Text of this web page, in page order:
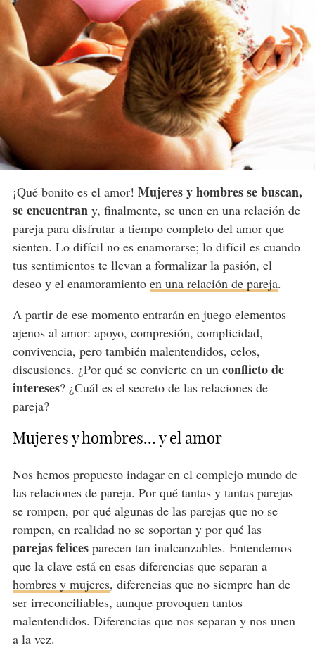
¡Qué bonito es el amor! Mujeres y hombres se buscan,
se encuentrany, finalmente, se unen en una relación de
pareja para disfrutar a tiempo completo del amor que
sienten. Lo difícil no es enamorarse; lo difícil es cuando
tus sentimientos te llevan a formalizar la pasión, el
deseo y el enamoramiento en una relación de pareja.
A partir de ese momento entrarán en juego elementos
ajenos al amor: apoyo, compresión, complicidad,
convivencia, pero también malentendidos, celos,
discusiones. ¿Por qué se convierte en un conflicto de
intereses? ¿Cuál es el secreto de las relaciones de
pareja?
Mujeres y hombres... y el amor
Nos hemos propuesto indagar en el complejo mundo de
las relaciones de pareja. Por qué tantas y tantas parejas
se rompen, por qué algunas de las parejas que no se
rompen, en realidad no se soportan y por qué las
parejas felicesparecen tan inalcanzables. Entendemos
que la clave está en esas diferencias que separan a
hombres y mujeres, diferencias que no siempre han de
ser irreconciliables, aunque provoquen tantos
malentendidos. Diferencias que nos separan y nos unen
a la vez.